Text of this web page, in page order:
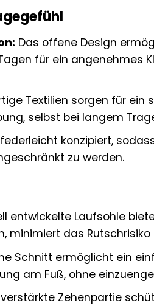
Das offene Design
für ein angenehmes
Textilien sorgen für
selbst bei langem
konzipiert,
zu werden.
entwickelte Laufsohle
minimiert das
Schnitt ermöglicht ein
am Fuß, ohne
Zehenpartie